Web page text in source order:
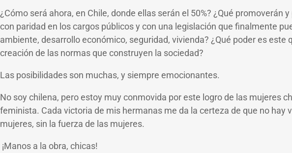
¿Cómo será ahora, en Chile, donde ellas serán el 50%? ¿Qué
con paridad en los cargos públicos y con una legislación que finalmente
ambiente, desarrollo económico, seguridad, vivienda? ¿Qué poder es
creación de las normas que construyen la sociedad?
Las posibilidades son muchas, y siempre emocionantes.
No soy chilena, pero estoy muy conmovida por este logro de las mujeres
feminista. Cada victoria de mis hermanas me da la certeza de que no
mujeres, sin la fuerza de las mujeres.
¡Manos a la obra, chicas!